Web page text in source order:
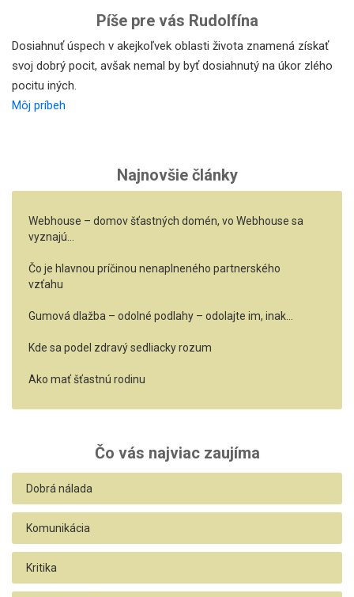
Píše pre vás Rudolfína
Dosiahnuť úspech v akejkoľvek oblasti života znamená získať
svoj dobrý pocit, avšak nemal by byť dosiahnutý na úkor zlého
pocitu iných.
Môj príbeh
Najnovšie články
Webhouse – domov šťastných domén, vo Webhouse sa
vyznajú…
Čo je hlavnou príčinou nenaplneného partnerského
vzťahu
Gumová dlažba – odolné podlahy – odolajte im, inak…
Kde sa podel zdravý sedliacky rozum
Ako mať šťastnú rodinu
Čo vás najviac zaujíma
Dobrá nálada
Komunikácia
Kritika